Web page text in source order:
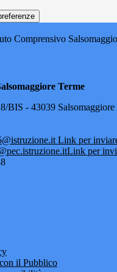
Comprensivo
Terme
BIS - 43039 Salsomaggiore
Link per
Link per
il Pubblico